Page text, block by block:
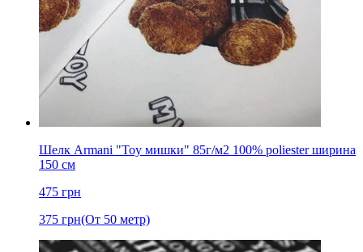
Шелк Armani "Toy мишки" 85г/м2 100% poliester ширина
150 см
475 грн
375 грн(От 50 метр)